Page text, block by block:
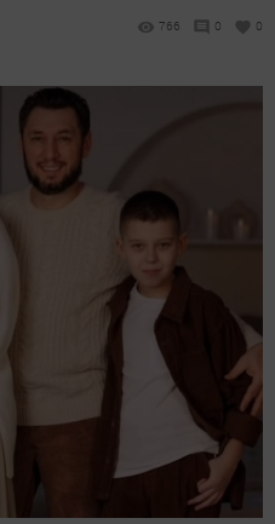
766 0 0